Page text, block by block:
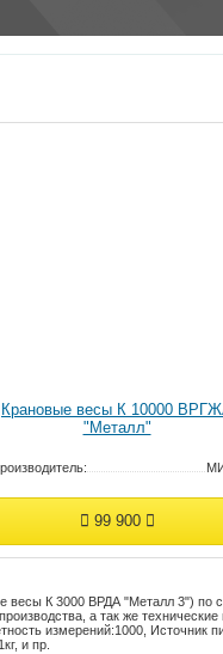
Крановые весы К 10000
"Металл"
99 900
весы К 3000 ВРДА "Металл 3") по
а так же
измерений:1000 Источник
, и пр.